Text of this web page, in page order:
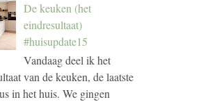
De keuken (het
eindresultaat)
#huisupdate15
Vandaag deel ik het
van de keuken, de laatste
in het huis. We gingen